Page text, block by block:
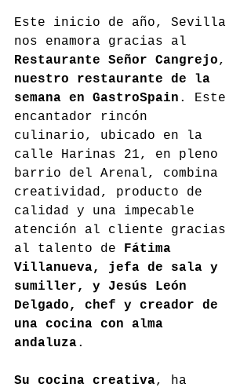
Este inicio de año, Sevilla
nos enamora gracias al
Restaurante Señor Cangrejo,
nuestro restaurante de la
semana en GastroSpain . Este
encantador rincón
culinario, ubicado en la
calle Harinas 21, en pleno
barrio del Arenal, combina
creatividad, producto de
calidad y una impecable
atención al cliente gracias
al talento de
Fátima
Villanueva, jefa de sala y
sumiller, y Jesús León
Delgado, chef y creador de
una cocina con alma
andaluza.
Su cocina creativa, ha